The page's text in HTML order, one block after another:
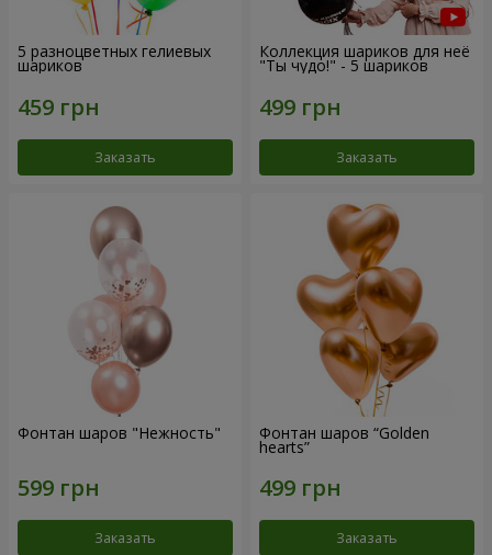
5 разноцветных гелиевых
шариков
Заказать
Коллекция шариков для неё
"Ты чудо!" - 5 шариков
Заказать
Фонтан шаров "Нежность"
Заказать
Фонтан шаров “Golden
hearts”
Заказать